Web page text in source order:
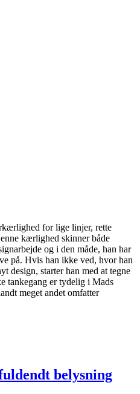
for lige linjer, rette
kærlighed skinner både
og i den måde, han har
på. Hvis han ikke ved, hvor han
design, starter han med at tegne
tankegang er tydelig i Mads
meget andet omfatter
belysning